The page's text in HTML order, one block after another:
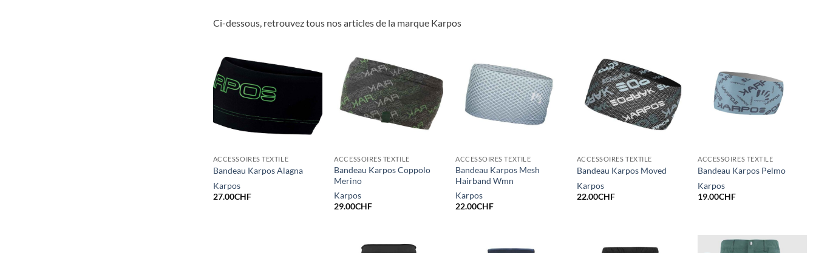
Ci-dessous, retrouvez tous nos articles de la marque Karpos
ACCESSOIRES TEXTILE
Bandeau Karpos Alagna
Karpos
27.00CHF
ACCESSOIRES TEXTILE
Bandeau Karpos Coppolo
Merino
Karpos
29.00CHF
ACCESSOIRES TEXTILE
Bandeau Karpos Mesh
Hairband Wmn
Karpos
22.00CHF
ACCESSOIRES TEXTILE
Bandeau Karpos Moved
Karpos
22.00CHF
ACCESSOIRES TEXTILE
Bandeau Karpos Pelmo
Karpos
19.00CHF